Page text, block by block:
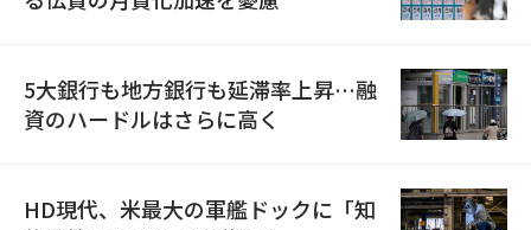
5大銀行も地方銀行も延滞率上昇…融
資のハードルはさらに高く
HD現代、米最大の軍艦ドックに「知